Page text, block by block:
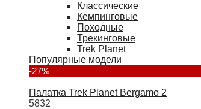
Классические
Кемпинговые
Походные
Трекинговые
Trek Planet
Популярные модели
-27%
Палатка Trek Planet Bergamo 2
5832